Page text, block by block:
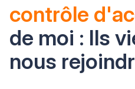
contrôle
de moi : Ils
nous